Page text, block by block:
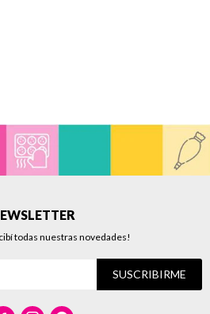
todas nuestras novedades!
SUSCRIBIRME